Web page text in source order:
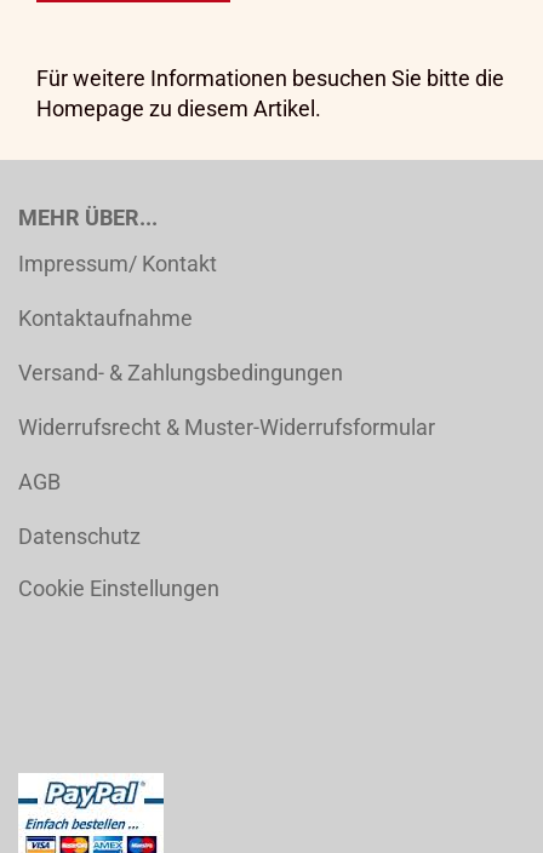
Für weitere Informationen besuchen Sie bitte die
Homepage zu diesem Artikel.
MEHR ÜBER...
Impressum/ Kontakt
Kontaktaufnahme
Versand- & Zahlungsbedingungen
Widerrufsrecht & Muster-Widerrufsformular
AGB
Datenschutz
Cookie Einstellungen